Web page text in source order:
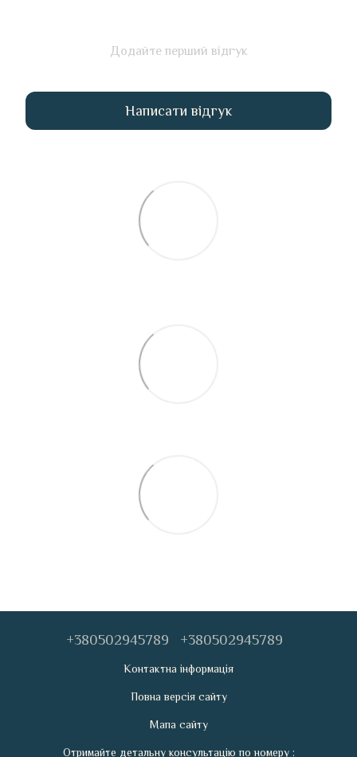
Додайте перший відгук
Написати відгук
+380502945789 +380502945789
Контактна інформація
Повна версія сайту
Мапа сайту
Отримайте детальну консультацію по номеру :